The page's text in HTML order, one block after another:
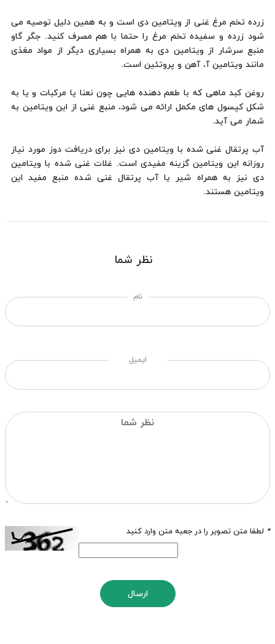
زرده تخم ‌مرغ غنی از ویتامین دی است و به همین دلیل توصیه می
‌‌شود زرده و سفیده تخم ‌مرغ را حتما با هم مصرف کنید. جگر گاو
منبع سرشار از ویتامین دی به همراه بسیاری دیگر از مواد مغذی
مانند ویتامین آ، آهن و پروتئین است.
روغن کبد ماهی که با طعم ‌دهنده‌ هایی چون نعنا یا مرکبات و یا به
شکل کپسول‌‌ های مکمل ارائه می ‌‌شود، منبع غنی از این ویتامین به
شمار می ‌‌آید.
آب پرتقال غنی شده با ویتامین دی نیز برای دریافت دوز مورد نیاز
روزانه این ویتامین گزینه مفیدی است. غلات غنی شده با ویتامین
دی نیز به همراه شیر یا آب پرتقال غنی شده منبع مفید این
ویتامین هستند.
نظر شما
نام
ایمیل
* لطفا متن تصویر را در جعبه متن وارد کنید
ارسال